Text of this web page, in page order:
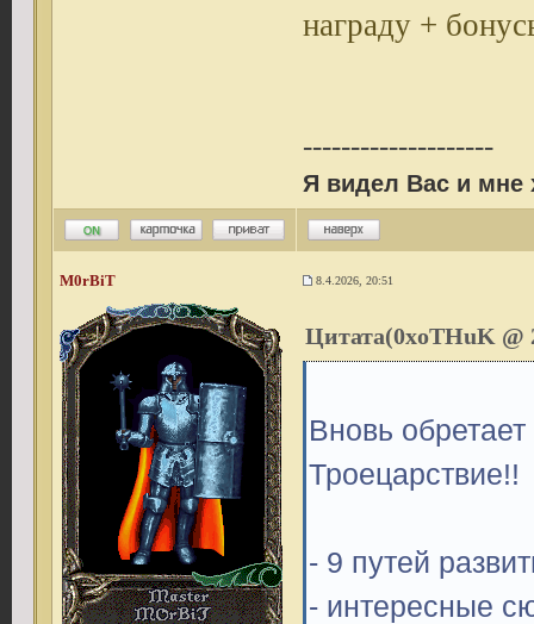
награду +
--------------------
Я видел Вас и мне
M0rBiT 8.4.2026, 20:51
Цитата(0xoTHuK @
Вновь
Троецарствие!!
- 9 путей
- интересные